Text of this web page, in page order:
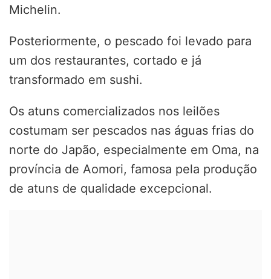
Michelin.
Posteriormente, o pescado foi levado para
um dos restaurantes, cortado e já
transformado em sushi.
Os atuns comercializados nos leilões
costumam ser pescados nas águas frias do
norte do Japão, especialmente em Oma, na
província de Aomori, famosa pela produção
de atuns de qualidade excepcional.